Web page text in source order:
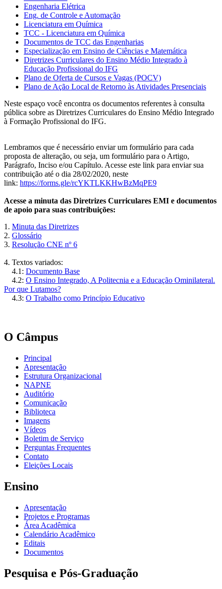
Engenharia Elétrica
Eng. de Controle e Automação
Licenciatura em Química
TCC - Licenciatura em Química
Documentos de TCC das Engenharias
Especialização em Ensino de Ciências e Matemática
Diretrizes Curriculares do Ensino Médio Integrado à
Educação Profissional do IFG
Plano de Oferta de Cursos e Vagas (POCV)
Plano de Ação Local de Retorno às Atividades Presenciais
Neste espaço você encontra os documentos referentes à consulta
pública sobre as Diretrizes Curriculares do Ensino Médio Integrado
à Formação Profissional do IFG.
Lembramos que é necessário enviar um formulário para cada
proposta de alteração, ou seja, um formulário para o Artigo,
Parágrafo, Inciso e/ou Capítulo. Acesse este link para enviar sua
contribuição até o dia 28/02/2020, neste
link: https://forms.gle/rcYKTLKKHwBzMqPE9
Acesse a minuta das Diretrizes Curriculares EMI e documentos
de apoio para suas contribuições:
1. Minuta das Diretrizes
2. Glossário
3. Resolução CNE nº 6
4. Textos variados:
4.1: Documento Base
4.2: O Ensino Integrado, A Politecnia e a Educação Ominilateral.
Por que Lutamos?
4.3: O Trabalho como Princípio Educativo
O Câmpus
Principal
Apresentação
Estrutura Organizacional
NAPNE
Auditório
Comunicação
Biblioteca
Imagens
Vídeos
Boletim de Serviço
Perguntas Frequentes
Contato
Eleições Locais
Ensino
Apresentação
Projetos e Programas
Área Acadêmica
Calendário Acadêmico
Editais
Documentos
Pesquisa e Pós-Graduação